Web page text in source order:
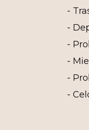
-
-
-
-
-
-